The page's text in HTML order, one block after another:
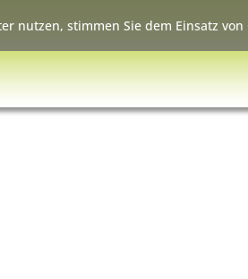
nutzen, stimmen Sie dem Einsatz von